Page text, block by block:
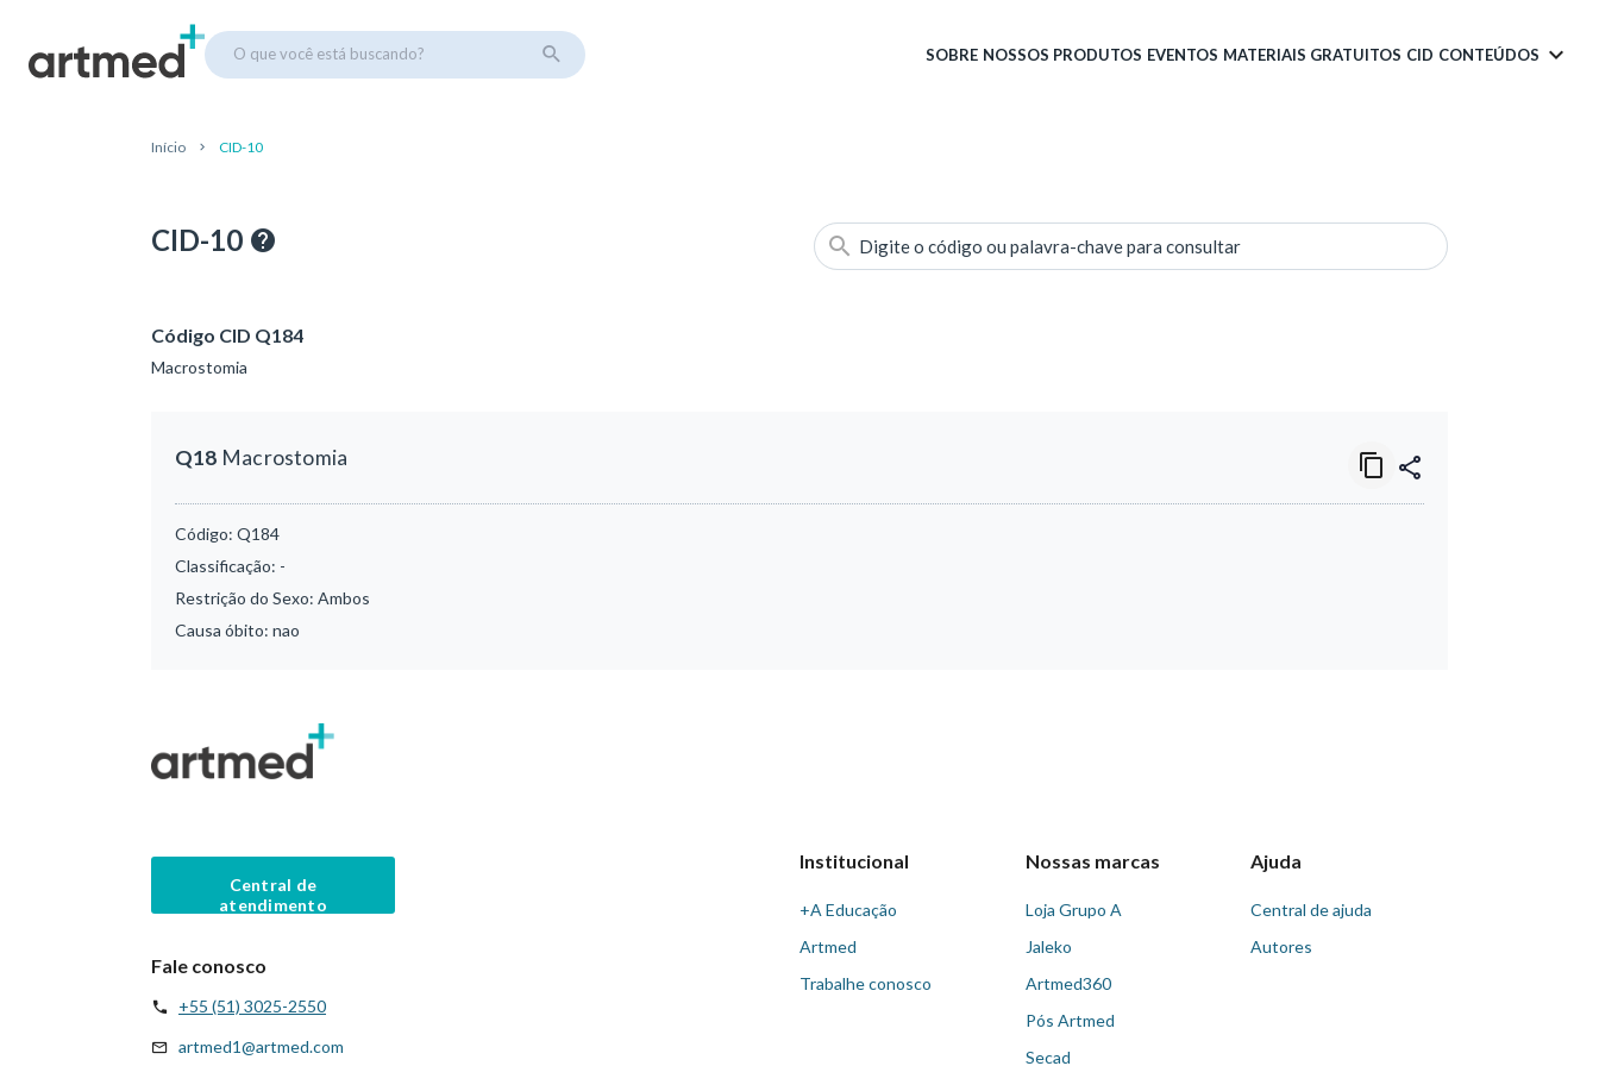
O que você está buscando? SOBRE NOSSOS PRODUTOS EVENTOS MATERIAIS GRATUITOS CID CONTEÚDOS
Início CID-10
CID-10 Digite o código ou palavra-chave para consultar
Código CID Q184
Macrostomia
Q18 Macrostomia
Código: Q184
Classificação: -
Restrição do Sexo: Ambos
Causa óbito: nao
Central de
atendimento
Fale conosco
+55 (51) 3025-2550
artmed1@artmed.com
Institucional
+A Educação
Artmed
Trabalhe conosco
Nossas marcas
Loja Grupo A
Jaleko
Artmed360
Pós Artmed
Secad
Ajuda
Central de ajuda
Autores